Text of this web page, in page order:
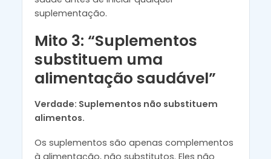
suplementação.
Mito 3: “Suplementos
substituem uma
alimentação saudável”
Verdade: Suplementos não substituem
alimentos.
Os suplementos são apenas complementos